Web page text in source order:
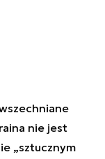
nie jest
„sztucznym